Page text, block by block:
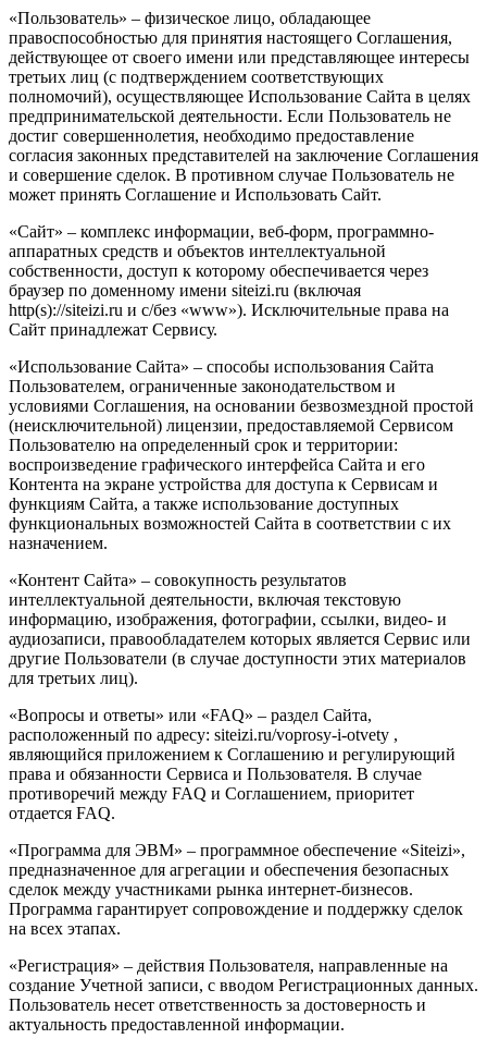
«Пользователь» – физическое лицо, обладающее
правоспособностью для принятия настоящего Соглашения,
действующее от своего имени или представляющее интересы
третьих лиц (с подтверждением соответствующих
полномочий), осуществляющее Использование Сайта в целях
предпринимательской деятельности. Если Пользователь не
достиг совершеннолетия, необходимо предоставление
согласия законных представителей на заключение Соглашения
и совершение сделок. В противном случае Пользователь не
может принять Соглашение и Использовать Сайт.
«Сайт» – комплекс информации, веб-форм, программно-
аппаратных средств и объектов интеллектуальной
собственности, доступ к которому обеспечивается через
браузер по доменному имени siteizi.ru (включая
http(s)://siteizi.ru и с/без «www»). Исключительные права на
Сайт принадлежат Сервису.
«Использование Сайта» – способы использования Сайта
Пользователем, ограниченные законодательством и
условиями Соглашения, на основании безвозмездной простой
(неисключительной) лицензии, предоставляемой Сервисом
Пользователю на определенный срок и территории:
воспроизведение графического интерфейса Сайта и его
Контента на экране устройства для доступа к Сервисам и
функциям Сайта, а также использование доступных
функциональных возможностей Сайта в соответствии с их
назначением.
«Контент Сайта» – совокупность результатов
интеллектуальной деятельности, включая текстовую
информацию, изображения, фотографии, ссылки, видео- и
аудиозаписи, правообладателем которых является Сервис или
другие Пользователи (в случае доступности этих материалов
для третьих лиц).
«Вопросы и ответы» или «FAQ» – раздел Сайта,
расположенный по адресу: siteizi.ru/voprosy-i-otvety ,
являющийся приложением к Соглашению и регулирующий
права и обязанности Сервиса и Пользователя. В случае
противоречий между FAQ и Соглашением, приоритет
отдается FAQ.
«Программа для ЭВМ» – программное обеспечение «Siteizi»,
предназначенное для агрегации и обеспечения безопасных
сделок между участниками рынка интернет-бизнесов.
Программа гарантирует сопровождение и поддержку сделок
на всех этапах.
«Регистрация» – действия Пользователя, направленные на
создание Учетной записи, с вводом Регистрационных данных.
Пользователь несет ответственность за достоверность и
актуальность предоставленной информации.